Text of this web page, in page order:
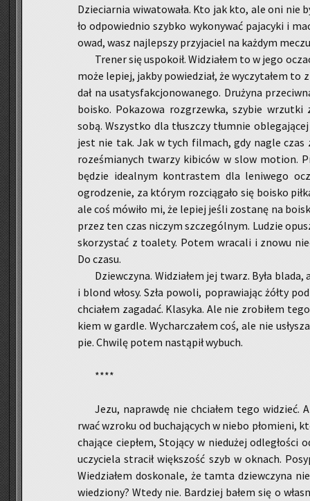
Dzie­ciar­nia wi­wa­to­wa­ła. Kto jak kto, ale oni nie
ło od­po­wied­nio szyb­ko wy­ko­ny­wać pa­ja­cy­ki i
owad, wasz naj­lep­szy przy­ja­ciel na każ­dym
Tre­ner się uspo­ko­ił. Wi­dzia­łem to w jego
może le­piej, jakby po­wie­dział, że wy­czy­ta­łem
dał na usa­tys­fak­cjo­no­wa­ne­go. Dru­ży­na
bo­isko. Po­ka­zo­wa roz­grzew­ka, szy­bie
sobą. Wszyst­ko dla tłusz­czy tłum­nie
jest nie tak. Jak w tych fil­mach, gdy nagle czas
ro­ze­śmia­nych twa­rzy ki­bi­ców w slow mo­tion.
bę­dzie ide­al­nym kon­tra­stem dla le­ni­we­go
ogro­dze­nie, za któ­rym roz­cią­ga­ło się bo­isko
ale coś mó­wi­ło mi, że le­piej jeśli zo­sta­nę na
przez ten czas ni­czym szcze­gól­nym. Lu­dzie
sko­rzy­stać z to­a­le­ty. Potem wra­ca­li i znowu
Do czasu.
Dziew­czy­na. Wi­dzia­łem jej twarz. Była
i blond włosy. Szła po­wo­li, po­pra­wia­jąc żółty
chcia­łem za­ga­dać. Kla­sy­ka. Ale nie zro­bi­łem
kiem w gar­dle. Wy­char­cza­łem coś, ale nie
pie. Chwi­lę potem na­stą­pił wy­buch.
****
Jezu, na­praw­dę nie chcia­łem tego
rwać wzro­ku od bu­cha­ją­cych w niebo pło­mie­ni,
cha­ją­ce cie­płem, Sto­ją­cy w nie­du­żej
uczy­cie­la stra­cił więk­szość szyb w oknach.
Wie­dzia­łem do­sko­na­le, że tamta dziew­czy­na
wie­dzio­ny? Wtedy nie. Bar­dziej bałem się o